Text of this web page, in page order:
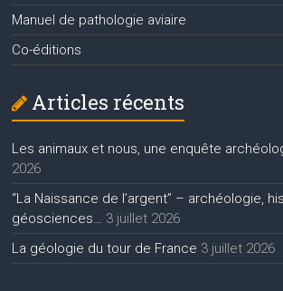
Manuel de pathologie aviaire
Co-éditions
Articles récents
Les animaux et nous, une enquête
2026
“La Naissance de l’argent” – archéologie,
géosciences…
3 juillet 2026
La géologie du tour de France 3 juillet 2026